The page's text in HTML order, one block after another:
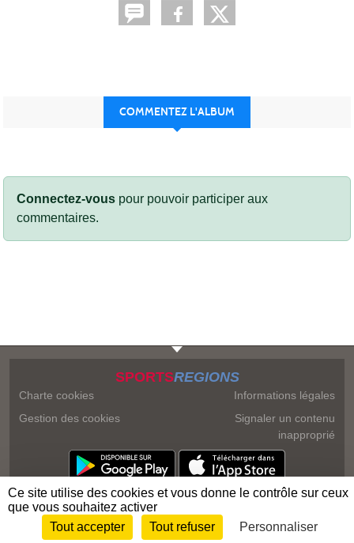
COMMENTEZ L'ALBUM
Connectez-vous pour pouvoir participer aux
commentaires.
SPORTSREGIONS
Charte cookies
Gestion des cookies
Informations légales
Signaler un contenu
inapproprié
Envie de participer ? Connexion
Ce site utilise des cookies et vous donne le contrôle sur ceux
que vous souhaitez activer
Tout accepter
Tout refuser Personnaliser